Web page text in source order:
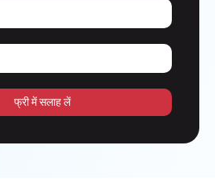
फ्री में सलाह लें